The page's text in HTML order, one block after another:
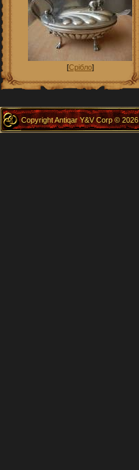
[Срібло]
Copyright Antiqar Y&V Corp © 2026